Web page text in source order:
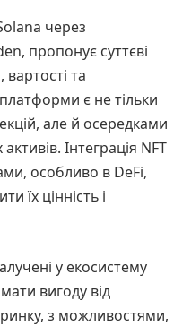
через
пропонує суттєві
та
платформи є не тільки
але й осередками
Інтеграція NFT
особливо в DeFi,
їх цінність і
у екосистему
вигоду від
з можливостями,